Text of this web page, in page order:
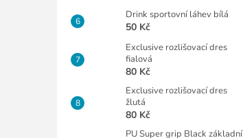
Drink sportovní láhev bílá
50 Kč
Exclusive rozlišovací dres
fialová
80 Kč
Exclusive rozlišovací dres
žlutá
80 Kč
PU Super grip Black základní